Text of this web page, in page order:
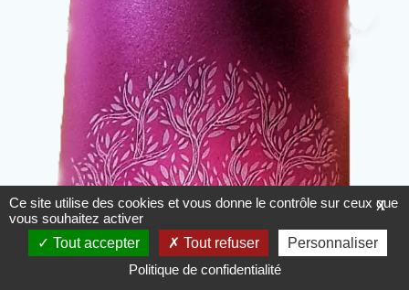
X
Ce site utilise des cookies et vous donne le contrôle sur ceux que
vous souhaitez activer
Tout accepter
Tout refuser
Personnaliser
Politique de confidentialité